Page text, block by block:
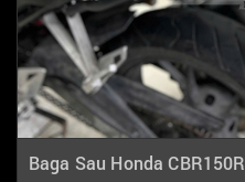
Baga Sau Honda CBR150R